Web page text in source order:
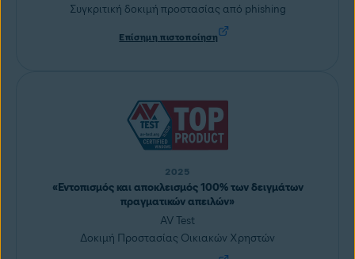
Συγκριτική δοκιμή προστασίας από phishing
Επίσημη πιστοποίηση
2025
«Εντοπισμός και αποκλεισμός 100% των δειγμάτων
πραγματικών απειλών»
AV Test
Δοκιμή Προστασίας Οικιακών Χρηστών